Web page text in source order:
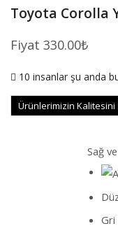
Toyota Corolla
Fiyat 330.00₺
10 insanlar şu anda
Ürünlerimizin Kalitesini
Sağ ve
Gri